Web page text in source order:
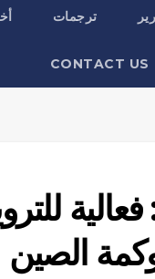
ترجمات
CONTACT US
الصين